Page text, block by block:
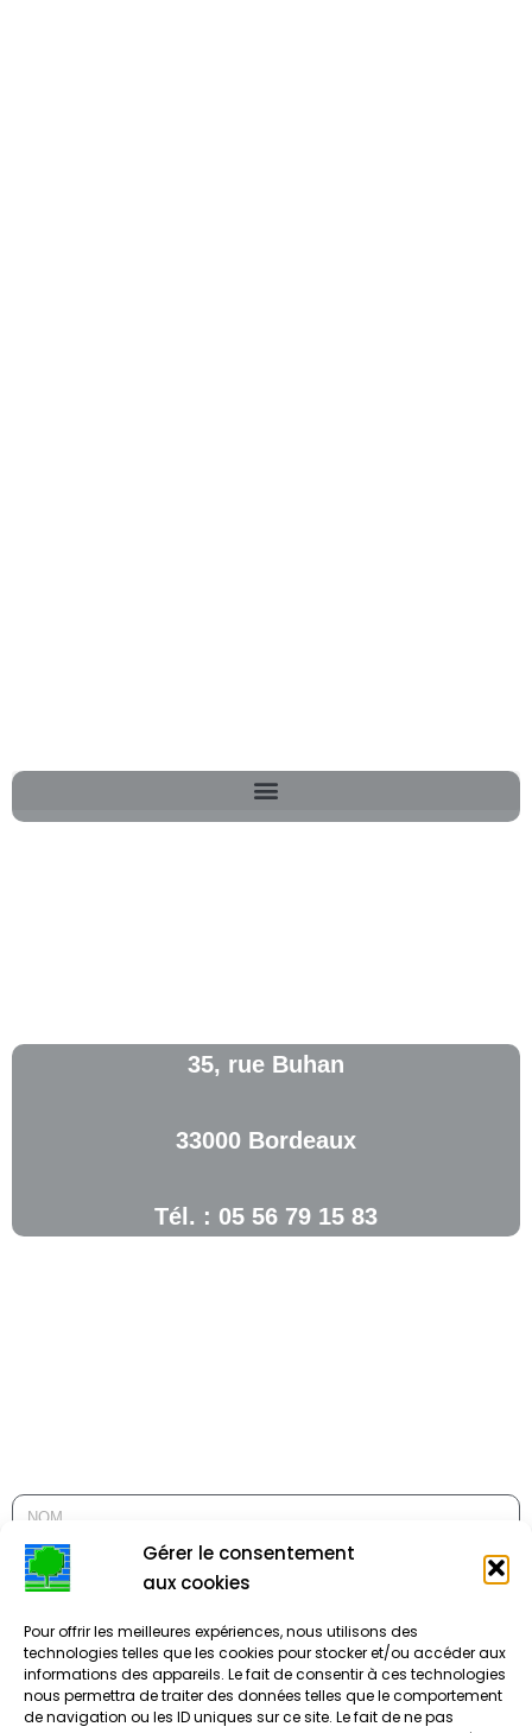
Gérer le consentement
aux cookies
Pour offrir les meilleures expériences, nous utilisons des
technologies telles que les cookies pour stocker et/ou accéder aux
informations des appareils. Le fait de consentir à ces technologies
nous permettra de traiter des données telles que le comportement
de navigation ou les ID uniques sur ce site. Le fait de ne pas
35, rue Buhan
33000 Bordeaux
Tél. : 05 56 79 15 83